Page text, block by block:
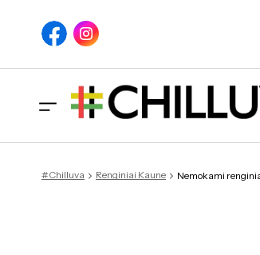
#Chilluva Renginiai Kaune Nemokami